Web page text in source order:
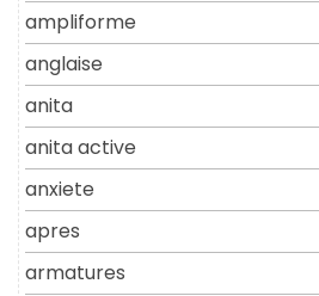
ampliforme
anglaise
anita
anita active
anxiete
apres
armatures